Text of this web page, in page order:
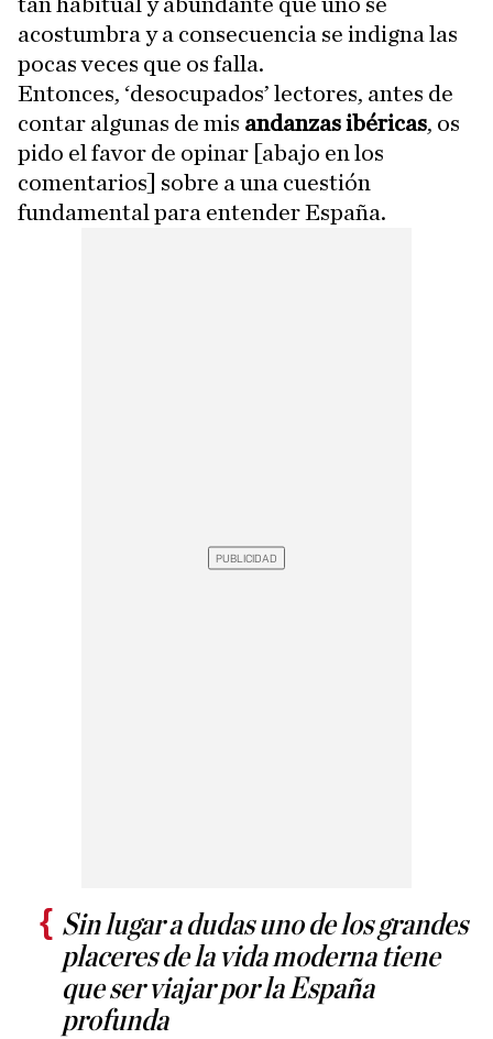
acostumbra y a consecuencia se indigna las
pocas veces que os falla.
Entonces, ‘desocupados’ lectores, antes de
contar algunas de mis andanzas ibéricas, os
pido el favor de opinar [abajo en los
comentarios] sobre a una cuestión
fundamental para entender España.
Sin lugar a dudas uno de los grandes
placeres de la vida moderna tiene
que ser viajar por la España
profunda